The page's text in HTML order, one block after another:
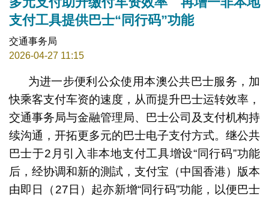
支付工具提供巴士“同行码”功能
交通事务局
2026-04-27 11:15
为进一步便利公众使用本澳公共巴士服务，加
快乘客支付车资的速度，从而提升巴士运转效率，
交通事务局与金融管理局、巴士公司及支付机构持
续沟通，开拓更多元的巴士电子支付方式。继公共
巴士于2月引入非本地支付工具增设“同行码”功能
后，经协调和新的測試，支付宝（中国香港）版本
由即日（27日）起亦新增“同行码”功能，以便巴士